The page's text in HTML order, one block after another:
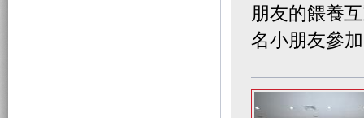
朋友的餵養
名小朋友參